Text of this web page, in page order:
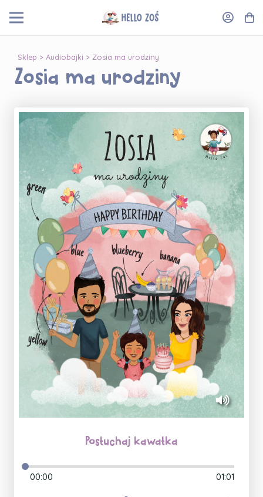
Sklep > Audiobajki > Zosia ma urodziny
Zosia ma urodziny
Posłuchaj kawałka
00:00 01:01